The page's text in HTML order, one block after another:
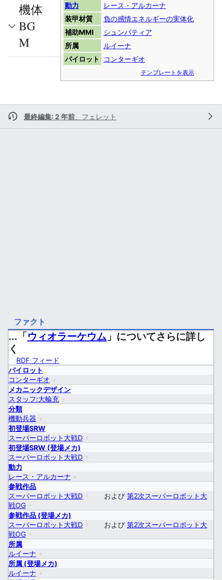
動力
レース・アルカーナ
装甲材質
負の感情エネルギーの実体化
補助MMI
シュンパティア
所属
ルイーナ
パイロット
コンターギオ
テンプレートを表示
機体
BG
M
最終編集: 2 年前 フェレット
ファクト
...「ウィオラーケウム 」についてさらに詳し
く
RDF フィード
パイロット
コンターギオ +
メカニックデザイン
スタッフ:大輪充 +
分類
機動兵器 +
初登場SRW
スーパーロボット大戦D +
初登場SRW (登場メカ)
スーパーロボット大戦D +
動力
レース・アルカーナ +
参戦作品
スーパーロボット大戦D + および 第2次スーパーロボット大
戦OG +
参戦作品 (登場メカ)
スーパーロボット大戦D + および 第2次スーパーロボット大
戦OG +
所属
ルイーナ +
所属 (登場メカ)
ルイーナ +